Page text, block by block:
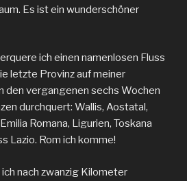
Es ist ein wunderschöner
ich einen namenlosen Fluss
letzte Provinz auf meiner
den vergangenen sechs Wochen
durchquert: Wallis, Aostatal,
Romana, Ligurien, Toskana
Lazio. Rom ich komme!
nach zwanzig Kilometer